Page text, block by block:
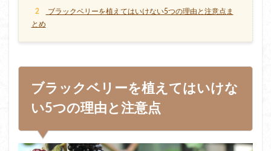
2
ブラックベリーを植えてはいけない5つの理由と注意点ま
とめ
ブラックベリーを植えてはいけな
い5つの理由と注意点